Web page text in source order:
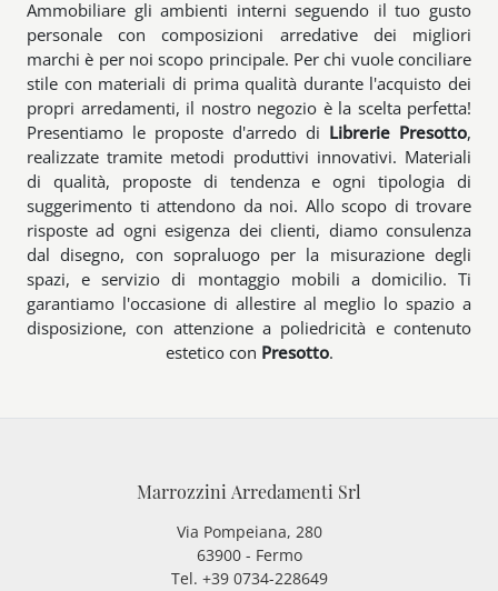
Ammobiliare gli ambienti interni seguendo il tuo gusto
personale con composizioni arredative dei migliori
marchi è per noi scopo principale. Per chi vuole conciliare
stile con materiali di prima qualità durante l'acquisto dei
propri arredamenti, il nostro negozio è la scelta perfetta!
Presentiamo le proposte d'arredo di Librerie Presotto,
realizzate tramite metodi produttivi innovativi. Materiali
di qualità, proposte di tendenza e ogni tipologia di
suggerimento ti attendono da noi. Allo scopo di trovare
risposte ad ogni esigenza dei clienti, diamo consulenza
dal disegno, con sopraluogo per la misurazione degli
spazi, e servizio di montaggio mobili a domicilio. Ti
garantiamo l'occasione di allestire al meglio lo spazio a
disposizione, con attenzione a poliedricità e contenuto
estetico con Presotto.
Marrozzini Arredamenti Srl
Via Pompeiana, 280
63900 - Fermo
Tel. +39 0734-228649